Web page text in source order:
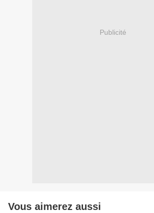
Publicité
Vous aimerez aussi